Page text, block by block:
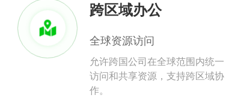
跨区域办公
全球资源访问
允许跨国公司在全球范围内统一
访问和共享资源，支持跨区域协
作。